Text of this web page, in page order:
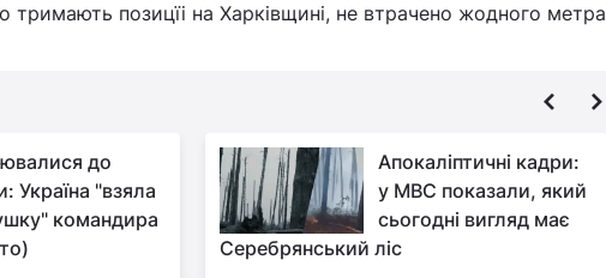
тримають позицїі на Харківщині, не втрачено жодного метра
до
Україна "взяла
командира
Апокаліптичні кадри:
у МВС показали, який
сьогодні вигляд має
Серебрянський ліс